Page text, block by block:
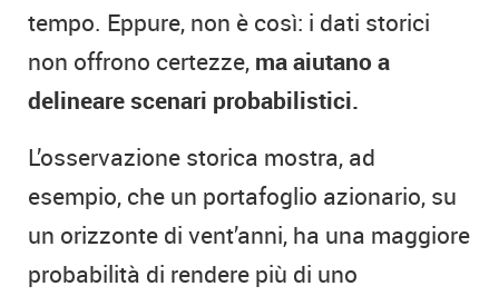
tempo. Eppure, non è così: i dati storici
non offrono certezze, ma aiutano a
delineare scenari probabilistici.
L’osservazione storica mostra, ad
esempio, che un portafoglio azionario, su
un orizzonte di vent’anni, ha una maggiore
probabilità di rendere più di uno